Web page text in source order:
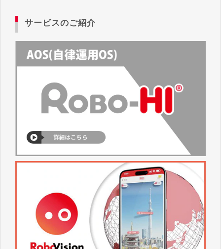
サービスのご紹介